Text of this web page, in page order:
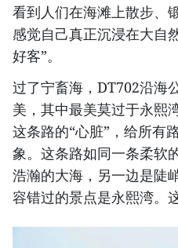
看到人们在海滩上散步、
感觉自己真正沉浸在大自
好客”。
过了宁畜海，DT702沿海
美，其中最美莫过于永熙
这条路的“心脏”，给所有
象。这条路如同一条柔软
浩瀚的大海，另一边是陡
容错过的景点是永熙湾。